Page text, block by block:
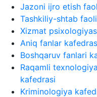
Jazoni ijro etish
Tashkiliy-shtab
Xizmat
Aniq fanlar
Boshqaruv fanlari
Raqamli
kafedrasi
Kriminologiya